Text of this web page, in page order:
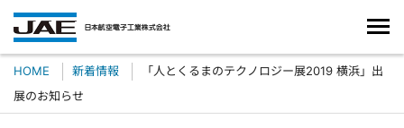
HOME 新着情報
「人とくるまのテクノロジー展2019 横浜」出
展のお知らせ